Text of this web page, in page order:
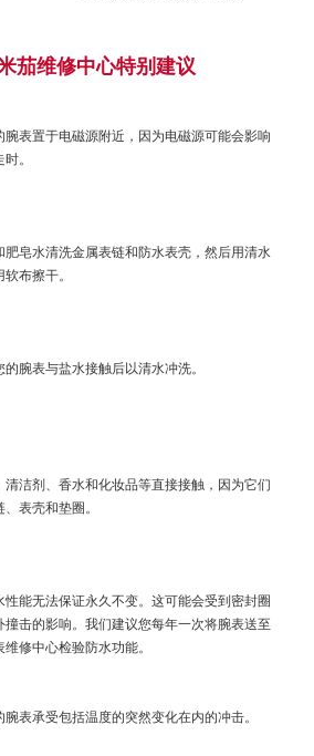
茄维修中心特别建议
腕表置于电磁源附近，因为电磁源可能会影响
。
肥皂水清洗金属表链和防水表壳，然后用清水
布擦干。
腕表与盐水接触后以清水冲洗。
清洁剂、香水和化妆品等直接接触，因为它们
表壳和垫圈。
性能无法保证永久不变。这可能会受到密封圈
撞击的影响。我们建议您每年一次将腕表送至
修中心检验防水功能。
腕表承受包括温度的突然变化在内的冲击。